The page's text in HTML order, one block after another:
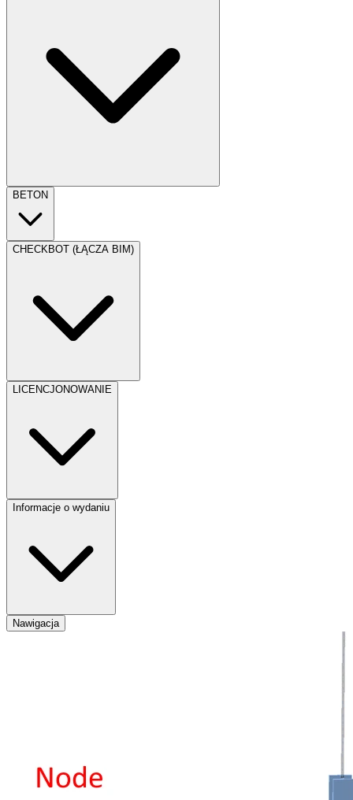
BETON
CHECKBOT (ŁĄCZA BIM)
LICENCJONOWANIE
Informacje o wydaniu
Nawigacja